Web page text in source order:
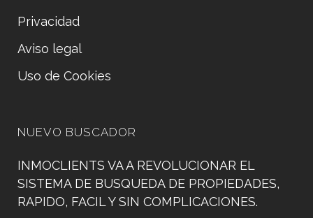
Privacidad
Aviso legal
Uso de Cookies
NUEVO BUSCADOR
INMOCLIENTS VA A REVOLUCIONAR EL
SISTEMA DE BUSQUEDA DE PROPIEDADES,
RAPIDO, FACIL Y SIN COMPLICACIONES.